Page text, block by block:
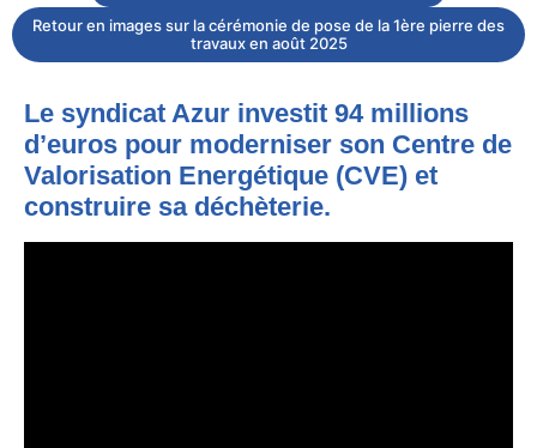
Retour en images sur la cérémonie de pose de la 1ère pierre des
travaux en août 2025
Le syndicat Azur investit 94 millions
d’euros pour moderniser son Centre de
Valorisation Energétique (CVE) et
construire sa déchèterie.